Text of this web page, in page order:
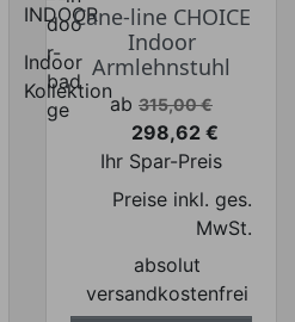
INDOOR
Indoor
Kollektion
Cane-line CHOICE
Indoor
Armlehnstuhl
Verkaufspreis
ab 315,00 €
Preis
298,62 €
Ihr Spar-Preis
Preise inkl. ges.
MwSt.
absolut
versandkostenfrei